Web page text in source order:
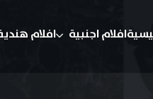
افلام اجنبية افلام